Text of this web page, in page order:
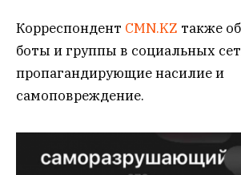
Корреспондент CMN.KZ также
боты и группы в социальных
пропагандирующие насилие и
самоповреждение.